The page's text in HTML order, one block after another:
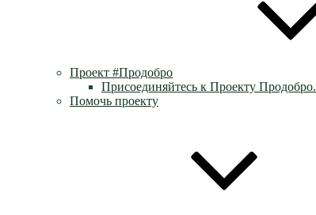
Проект #Продобро
Присоединяйтесь к Проекту Продобро.
Помочь проекту